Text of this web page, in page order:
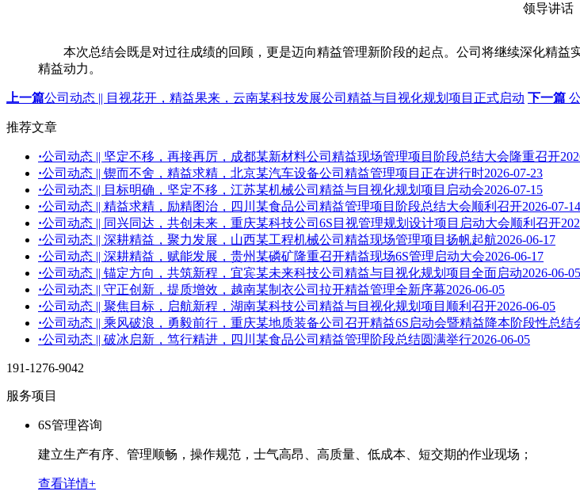
领导讲话
本次总结会既是对过往成绩的回顾，更是迈向精益管理新阶段的起点。公司将继续深化精益
精益动力。
上一篇公司动态 || 目视花开，精益果来，云南某科技发展公司精益与目视化规划项目正式启动 下一篇
推荐文章
·公司动态 || 坚定不移，再接再厉，成都某新材料公司精益现场管理项目阶段总结大会隆重召开
·公司动态 || 锲而不舍，精益求精，北京某汽车设备公司精益管理项目正在进行时2026-07-23
·公司动态 || 目标明确，坚定不移，江苏某机械公司精益与目视化规划项目启动会2026-07-15
·公司动态 || 精益求精，励精图治，四川某食品公司精益管理项目阶段总结大会顺利召开2026-07-14
·公司动态 || 同兴同达，共创未来，重庆某科技公司6S目视管理规划设计项目启动大会顺利召开
·公司动态 || 深耕精益，聚力发展，山西某工程机械公司精益现场管理项目扬帆起航2026-06-17
·公司动态 || 深耕精益，赋能发展，贵州某磷矿隆重召开精益现场6S管理启动大会2026-06-17
·公司动态 || 锚定方向，共筑新程，宜宾某未来科技公司精益与目视化规划项目全面启动2026-06-05
·公司动态 || 守正创新，提质增效，越南某制衣公司拉开精益管理全新序幕2026-06-05
·公司动态 || 聚焦目标，启航新程，湖南某科技公司精益与目视化规划项目顺利召开2026-06-05
·公司动态 || 乘风破浪，勇毅前行，重庆某地质装备公司召开精益6S启动会暨精益降本阶段性总结
·公司动态 || 破冰启新，笃行精进，四川某食品公司精益管理阶段总结圆满举行2026-06-05
191-1276-9042
服务项目
6S管理咨询
建立生产有序、管理顺畅，操作规范，士气高昂、高质量、低成本、短交期的作业现场；
查看详情+